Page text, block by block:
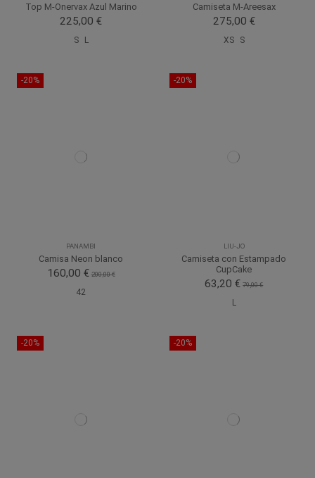
Top M-Onervax Azul Marino
225,00 €
S L
Camiseta M-Areesax
275,00 €
XS S
-20%
PANAMBI
Camisa Neon blanco
160,00 € 200,00 €
42
-20%
LIU-JO
Camiseta con Estampado
CupCake
63,20 € 79,00 €
L
-20% -20%